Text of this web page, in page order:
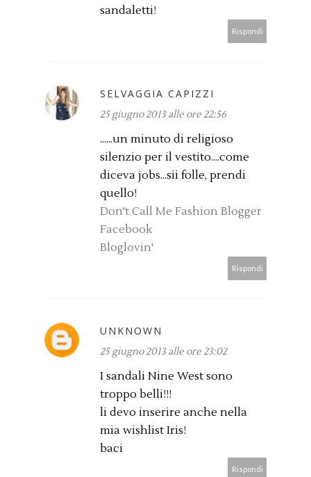
sandaletti!
Rispondi
SELVAGGIA CAPIZZI
25 giugno 2013 alle ore 22:56
......un minuto di religioso
silenzio per il vestito....come
diceva jobs...sii folle, prendi
quello!
Don't Call Me Fashion Blogger
Facebook
Bloglovin'
Rispondi
UNKNOWN
25 giugno 2013 alle ore 23:02
I sandali Nine West sono
troppo belli!!!
li devo inserire anche nella
mia wishlist Iris!
baci
Rispondi